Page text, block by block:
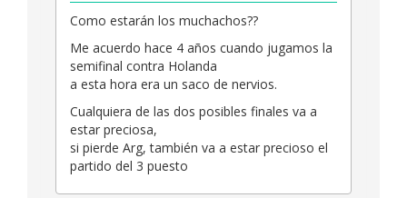
Como estarán los muchachos??
Me acuerdo hace 4 años cuando jugamos la
semifinal contra Holanda
a esta hora era un saco de nervios.
Cualquiera de las dos posibles finales va a
estar preciosa,
si pierde Arg, también va a estar precioso el
partido del 3 puesto